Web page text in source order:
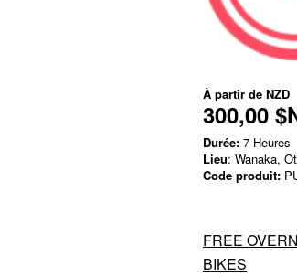
À partir de NZD
300,00
Durée: 7 Heures
Lieu: Wanaka,
Code produit:
FREE
BIKES